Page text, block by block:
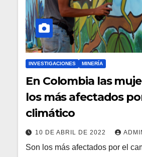
INVESTIGACIONES MINERÍA
En Colombia las
los más afectados
climático
10 DE ABRIL DE 2022
Son los más afectados por el